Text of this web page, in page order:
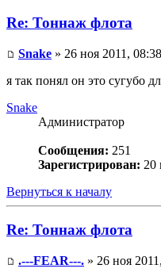
Re: Тоннаж флота
Snake » 26 ноя 2011,
я так понял он это сугубо
Snake
Администратор
Сообщения: 251
Зарегистрирован: 20
Вернуться к началу
Re: Тоннаж флота
.---FEAR---. » 26 ноя